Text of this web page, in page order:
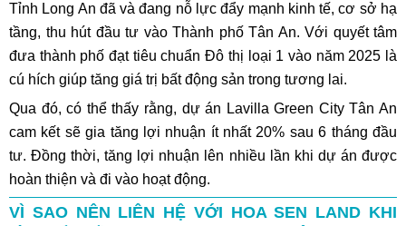
Tỉnh Long An đã và đang nỗ lực đẩy mạnh kinh tế, cơ sở hạ
tầng, thu hút đầu tư vào Thành phố Tân An. Với quyết tâm
đưa thành phố đạt tiêu chuẩn Đô thị loại 1 vào năm 2025 là
cú hích giúp tăng giá trị bất động sản trong tương lai.
Qua đó, có thể thấy rằng, dự án Lavilla Green City Tân An
cam kết sẽ gia tăng lợi nhuận ít nhất 20% sau 6 tháng đầu
tư. Đồng thời, tăng lợi nhuận lên nhiều lần khi dự án được
hoàn thiện và đi vào hoạt động.
VÌ SAO NÊN LIÊN HỆ VỚI HOA SEN LAND KHI